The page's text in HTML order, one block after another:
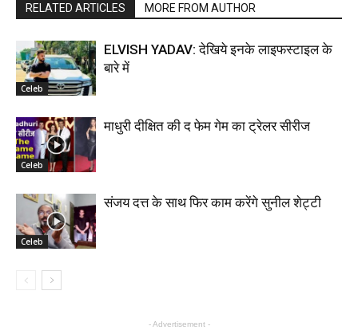
RELATED ARTICLES MORE FROM AUTHOR
Celeb
ELVISH YADAV: देखिये इनके लाइफस्टाइल के
बारे में
Celeb
माधुरी दीक्षित की द फेम गेम का ट्रेलर सीरीज
Celeb
संजय दत्त के साथ फिर काम करेंगे सुनील शेट्टी
- Advertisement -